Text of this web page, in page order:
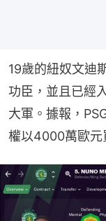
19歲的紐奴文迪
功臣，並且已經
大軍。據報，
權以4000萬歐元